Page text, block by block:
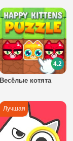
Весёлые котята
4.2